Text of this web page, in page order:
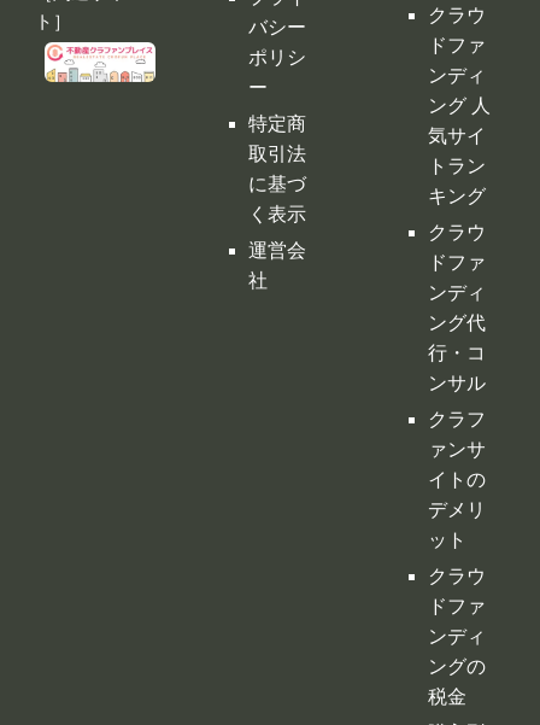
く表示
運営会
社
クラウ
ドファ
ンディ
ング代
行・コ
ンサル
クラフ
ァンサ
イトの
デメリ
ット
クラウ
ドファ
ンディ
ングの
税金
購入型
クラウ
ドファ
ンディ
ング
寄付型